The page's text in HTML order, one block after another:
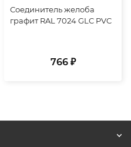
Соединитель желоба
графит RAL 7024 GLC PVC
766 ₽